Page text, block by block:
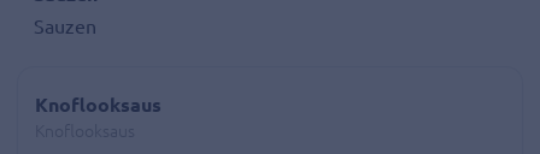
Sauzen
Knoflooksaus